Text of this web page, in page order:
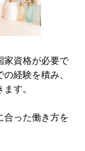
家資格が必要で
経験を積み、
す。
合った働き方を